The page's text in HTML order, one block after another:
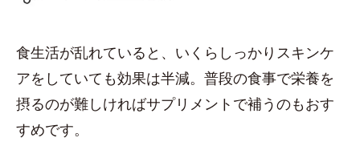
食生活が乱れていると、いくらしっかりスキンケ
アをしていても効果は半減。普段の食事で栄養を
摂るのが難しければサプリメントで補うのもおす
すめです。